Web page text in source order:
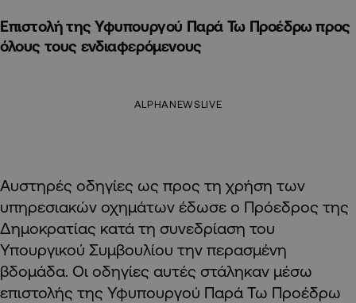
Επιστολή της Υφυπουργού Παρά Τω Προέδρω προς
όλους τους ενδιαφερόμενους
ALPHANEWSLIVE
Αυστηρές οδηγίες ως προς τη χρήση των
υπηρεσιακών οχημάτων έδωσε ο Πρόεδρος της
Δημοκρατίας κατά τη συνεδρίαση του
Υπουργικού Συμβουλίου την περασμένη
βδομάδα. Οι οδηγίες αυτές στάληκαν μέσω
επιστολής της Υφυπουργού Παρά Τω Προέδρω